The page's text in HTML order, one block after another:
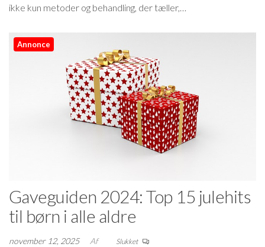
ikke kun metoder og behandling, der tæller,…
Annonce
Gaveguiden 2024: Top 15 julehits
til børn i alle aldre
november 12, 2025 Af Slukket